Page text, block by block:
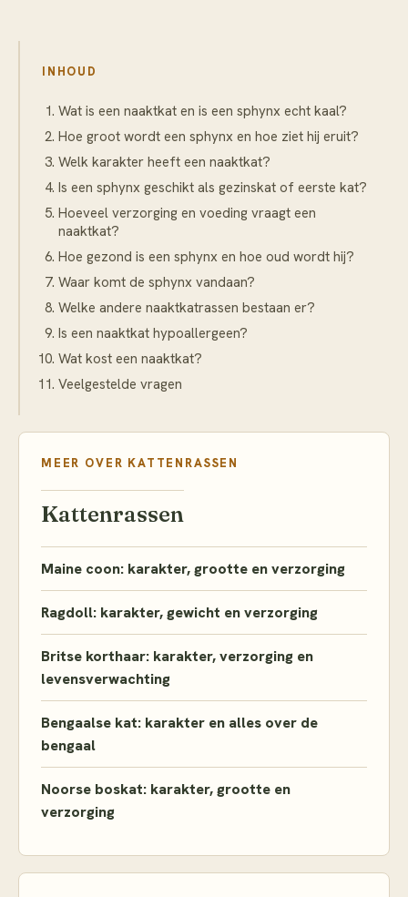
INHOUD
Wat is een naaktkat en is een sphynx echt kaal?
Hoe groot wordt een sphynx en hoe ziet hij eruit?
Welk karakter heeft een naaktkat?
Is een sphynx geschikt als gezinskat of eerste kat?
Hoeveel verzorging en voeding vraagt een
naaktkat?
Hoe gezond is een sphynx en hoe oud wordt hij?
Waar komt de sphynx vandaan?
Welke andere naaktkatrassen bestaan er?
Is een naaktkat hypoallergeen?
Wat kost een naaktkat?
Veelgestelde vragen
MEER OVER KATTENRASSEN
Kattenrassen
Maine coon: karakter, grootte en verzorging
Ragdoll: karakter, gewicht en verzorging
Britse korthaar: karakter, verzorging en
levensverwachting
Bengaalse kat: karakter en alles over de
bengaal
Noorse boskat: karakter, grootte en
verzorging